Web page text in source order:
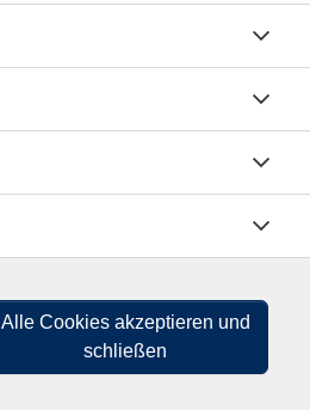
Alle Cookies akzeptieren und
schließen